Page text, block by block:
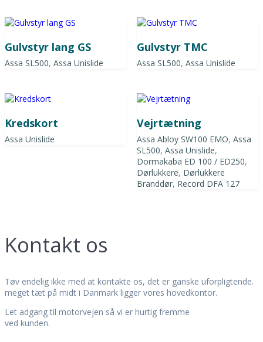
Gulvstyr lang GS
Assa SL500, Assa Unislide
Gulvstyr TMC
Assa SL500, Assa Unislide
Kredskort
Assa Unislide
Vejrtætning
Assa Abloy SW100 EMO, Assa
SL500, Assa Unislide,
Dormakaba ED 100 / ED250,
Dørlukkere, Dørlukkere
Branddør, Record DFA 127
Kontakt os
Tøv endelig ikke med at kontakte os, det er ganske uforpligtende.
meget tæt på midt i Danmark ligger vores hovedkontor.
Let adgang til motorvejen så vi er hurtig fremme
ved kunden.